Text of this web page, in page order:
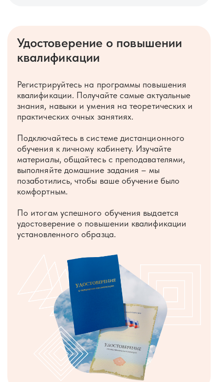
Удостоверение о повышении
квалификации
Регистрируйтесь на программы повышения
квалификации. Получайте самые актуальные
знания, навыки и умения на теоретических и
практических очных занятиях.
Подключайтесь в системе дистанционного
обучения к личному кабинету. Изучайте
материалы, общайтесь с преподавателями,
выполняйте домашние задания – мы
позаботились, чтобы ваше обучение было
комфортным.
По итогам успешного обучения выдается
удостоверение о повышении квалификации
установленного образца.